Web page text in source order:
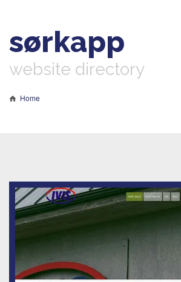
sørkapp
website directory
Home